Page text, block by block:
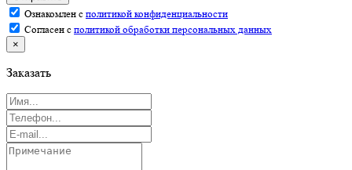
Ознакомлен с политикой конфиденциальности
Согласен с политикой обработки персональных данных
×
Заказать